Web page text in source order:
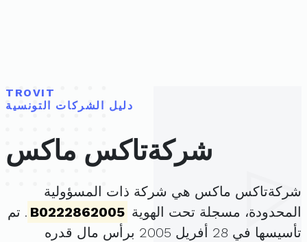
TROVIT
دليل الشركات التونسية
شركةتاكس ماكس
شركةتاكس ماكس هي شركة ذات المسؤولية
المحدودة، مسجلة تحت الهوية B0222862005 . تم
تأسيسها في 28 أفريل 2005 برأس مال قدره